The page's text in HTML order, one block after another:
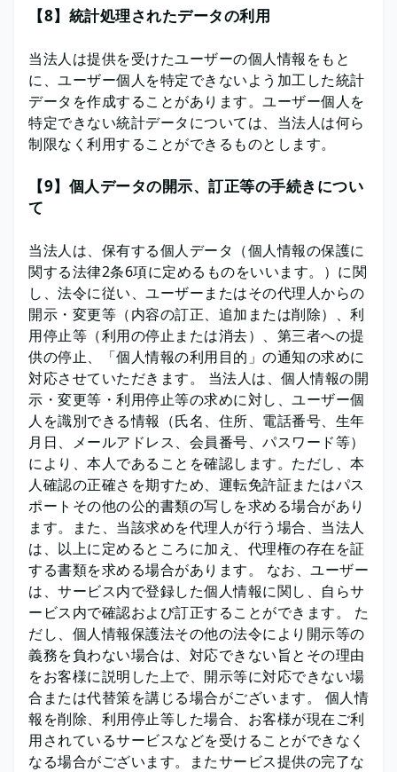
【8】統計処理されたデータの利用
当法人は提供を受けたユーザーの個人情報をもと
に、ユーザー個人を特定できないよう加工した統計
データを作成することがあります。ユーザー個人を
特定できない統計データについては、当法人は何ら
制限なく利用することができるものとします。
【9】個人データの開示、訂正等の手続きについ
て
当法人は、保有する個人データ（個人情報の保護に
関する法律2条6項に定めるものをいいます。）に関
し、法令に従い、ユーザーまたはその代理人からの
開示・変更等（内容の訂正、追加または削除）、利
用停止等（利用の停止または消去）、第三者への提
供の停止、「個人情報の利用目的」の通知の求めに
対応させていただきます。 当法人は、個人情報の開
示・変更等・利用停止等の求めに対し、ユーザー個
人を識別できる情報（氏名、住所、電話番号、生年
月日、メールアドレス、会員番号、パスワード等）
により、本人であることを確認します。ただし、本
人確認の正確さを期すため、運転免許証またはパス
ポートその他の公的書類の写しを求める場合があり
ます。また、当該求めを代理人が行う場合、当法人
は、以上に定めるところに加え、代理権の存在を証
する書類を求める場合があります。 なお、ユーザー
は、サービス内で登録した個人情報に関し、自らサ
ービス内で確認および訂正することができます。 た
だし、個人情報保護法その他の法令により開示等の
義務を負わない場合は、対応できない旨とその理由
をお客様に説明した上で、開示等に対応できない場
合または代替策を講じる場合がございます。 個人情
報を削除、利用停止等した場合、お客様が現在ご利
用されているサービスなどを受けることができなく
なる場合がございます。またサービス提供の完了な